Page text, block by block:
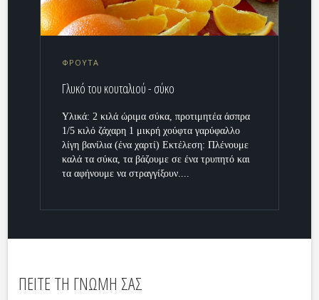
ΦΡΟΥΤΑ
Γλυκό του κουταλιού - σύκο
Υλικά: 2 κιλά ώριμα σύκα, προτιμητέα άσπρα
1/5 κιλό ζάχαρη 1 μικρή χούφτα γαρύφαλλο
λίγη βανίλια (ένα χαρτί) Εκτέλεση: Πλένουμε
καλά τα σύκα, τα βάζουμε σε ένα τρυπητό και
τα αφήνουμε να στραγγίξουν....
ΠΕΙΤΕ ΤΗ ΓΝΩΜΗ ΣΑΣ